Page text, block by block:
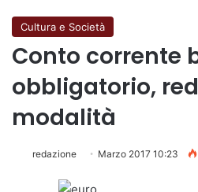
Cultura e Società
Conto corrente
obbligatorio,
modalità
redazione Marzo 2017 10:23